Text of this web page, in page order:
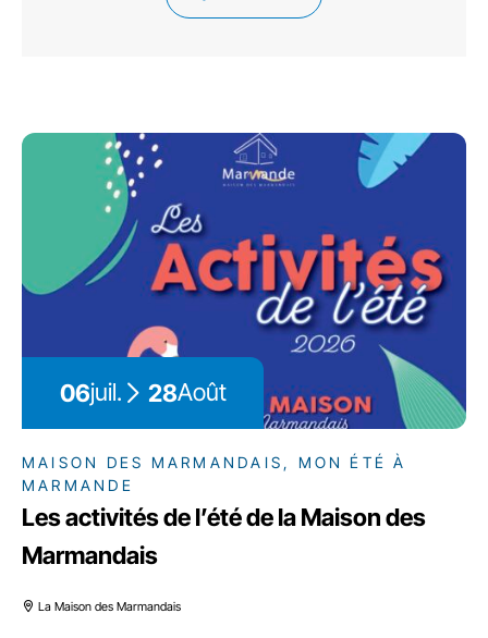
MAISON DES MARMANDAIS, MON ÉTÉ À
MARMANDE
Les activités de l’été de la Maison des
Marmandais
La Maison des Marmandais
06juil. 28Août